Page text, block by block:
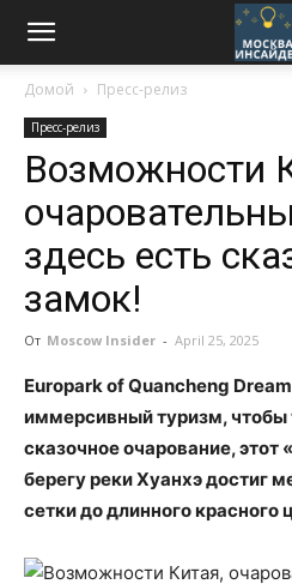
Домой Пресс-релиз
Пресс-релиз
Возможности
здесь есть
замок!
От Moscow Insider - April 25, 2025
Europark of Quancheng
иммерсивный туризм, чтобы
сказочное очарование, этот
берегу реки Хуанхэ достиг
сетки до длинного красного